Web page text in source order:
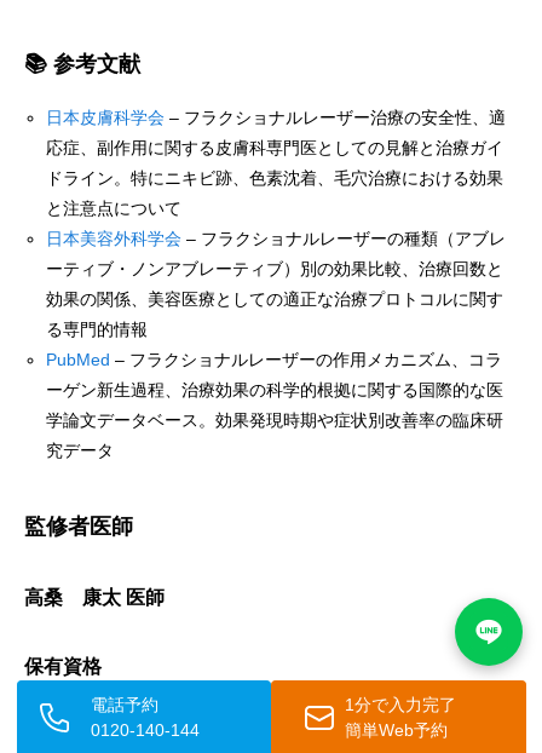
📚 参考文献
日本皮膚科学会 – フラクショナルレーザー治療の安全性、適
応症、副作用に関する皮膚科専門医としての見解と治療ガイ
ドライン。特にニキビ跡、色素沈着、毛穴治療における効果
と注意点について
日本美容外科学会 – フラクショナルレーザーの種類（アブレ
ーティブ・ノンアブレーティブ）別の効果比較、治療回数と
効果の関係、美容医療としての適正な治療プロトコルに関す
る専門的情報
PubMed – フラクショナルレーザーの作用メカニズム、コラ
ーゲン新生過程、治療効果の科学的根拠に関する国際的な医
学論文データベース。効果発現時期や症状別改善率の臨床研
究データ
監修者医師
高桑 康太 医師
保有資格
ミラドライ認定医
電話予約
0120-140-144
1分で入力完了
簡単Web予約